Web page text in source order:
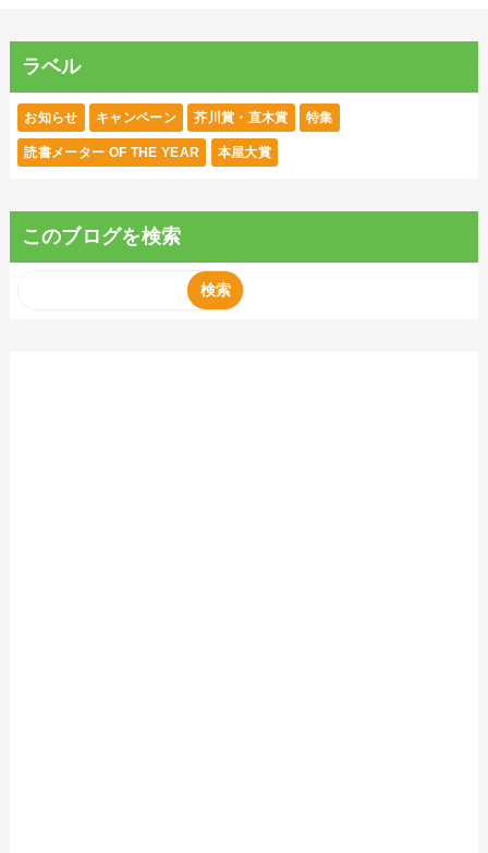
ラベル
お知らせ キャンペーン 芥川賞・直木賞 特集
読書メーター OF THE YEAR 本屋大賞
このブログを検索